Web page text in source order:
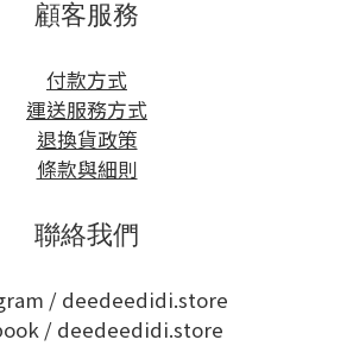
顧客服務
付款方式
運送服務方式
退換貨政策
條款與細則
聯絡我們
/ deedeedidi.store
/ deedeedidi.store